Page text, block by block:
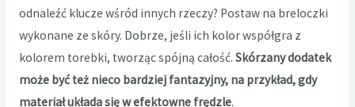
odnaleźć klucze wśród innych rzeczy? Postaw na breloczki
wykonane ze skóry. Dobrze, jeśli ich kolor współgra z
kolorem torebki, tworząc spójną całość. Skórzany dodatek
może być też nieco bardziej fantazyjny, na przykład, gdy
materiał układa się w efektowne frędzle.